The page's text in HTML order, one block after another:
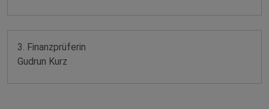
3. Finanzprüferin
Gudrun Kurz